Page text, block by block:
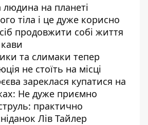
на планеті
тіла і це дуже корисно
продовжити собі життя
та слимаки тепер
не стоїть на місці
зареклася купатися на
Не дуже приємно
практично
Лів Тайлер